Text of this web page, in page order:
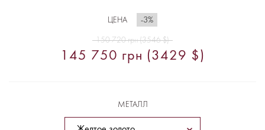
ЦЕНА -3%
150 720 грн (3546 $)
145 750 грн (3429 $)
МЕТАЛЛ